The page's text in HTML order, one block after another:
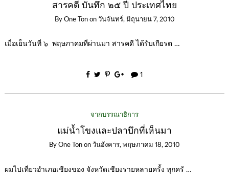
สารคดี บันทึก ๒๕ ปี ประเทศไทย
By One Ton on วันจันทร์, มิถุนายน 7, 2010
เมื่อเย็นวันที่ ๖ พฤษภาคมที่ผ่านมา สารคดี ได้รับเกียรต …
1
จากบรรณาธิการ
แม่น้ำโขงและปลาบึกที่เห็นมา
By One Ton on วันอังคาร, พฤษภาคม 18, 2010
ผมไปเที่ยวอำเภอเชียงของ จังหวัดเชียงรายหลายครั้ง ทุกครั …